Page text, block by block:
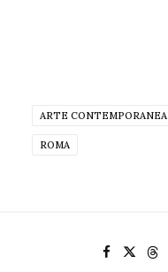
ARTE CONTEMPORANEA
ROMA